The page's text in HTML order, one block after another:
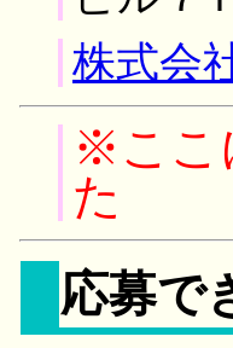
株式会
※ここ
た
応募で